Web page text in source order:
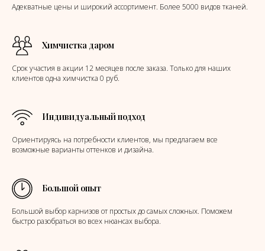
Адекватные цены и широкий ассортимент. Более 5000 видов тканей.
Химчистка даром
Срок участия в акции 12 месяцев после заказа. Только для наших
клиентов одна химчистка 0 руб.
Индивидуальный подход
Ориентируясь на потребности клиентов, мы предлагаем все
возможные варианты оттенков и дизайна.
Большой опыт
Большой выбор карнизов от простых до самых сложных. Поможем
быстро разобраться во всех нюансах выбора.